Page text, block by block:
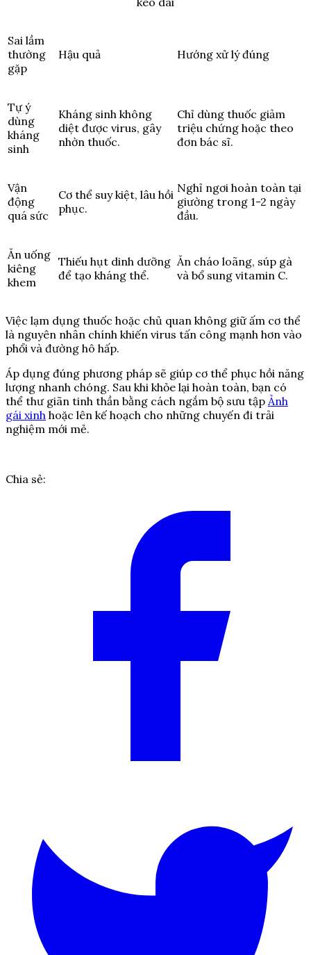
Sai lầm
thường
gặp
Hậu quả Hướng xử lý đúng
Tự ý
dùng
kháng
sinh
Kháng sinh không
diệt được virus, gây
nhờn thuốc.
Chỉ dùng thuốc giảm
triệu chứng hoặc theo
đơn bác sĩ.
Vận
động
quá sức
Cơ thể suy kiệt, lâu hồi
phục.
Nghỉ ngơi hoàn toàn tại
giường trong 1-2 ngày
đầu.
Ăn uống
kiêng
khem
Thiếu hụt dinh dưỡng
để tạo kháng thể.
Ăn cháo loãng, súp gà
và bổ sung vitamin C.
Việc lạm dụng thuốc hoặc chủ quan không giữ ấm cơ thể
là nguyên nhân chính khiến virus tấn công mạnh hơn vào
phổi và đường hô hấp.
Áp dụng đúng phương pháp sẽ giúp cơ thể phục hồi năng
lượng nhanh chóng. Sau khi khỏe lại hoàn toàn, bạn có
thể thư giãn tinh thần bằng cách ngắm bộ sưu tập Ảnh
gái xinh hoặc lên kế hoạch cho những chuyến đi trải
nghiệm mới mẻ.
Chia sẻ: